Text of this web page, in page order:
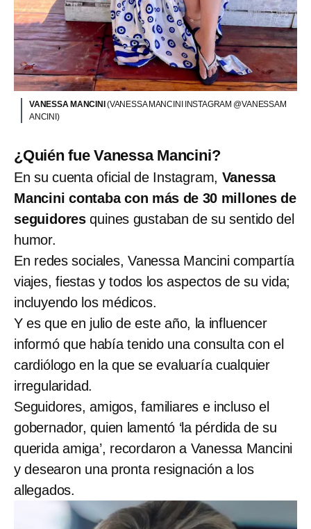
VANESSA MANCINI (VANESSA MANCINI INSTAGRAM @VANESSAM
ANCINI)
¿Quién fue Vanessa Mancini?
En su cuenta oficial de Instagram, Vanessa
Mancini contaba con más de 30 millones de
seguidores quines gustaban de su sentido del
humor.
En redes sociales, Vanessa Mancini compartía
viajes, fiestas y todos los aspectos de su vida;
incluyendo los médicos.
Y es que en julio de este año, la influencer
informó que había tenido una consulta con el
cardiólogo en la que se evaluaría cualquier
irregularidad.
Seguidores, amigos, familiares e incluso el
gobernador, quien lamentó ‘la pérdida de su
querida amiga’, recordaron a Vanessa Mancini
y desearon una pronta resignación a los
allegados.